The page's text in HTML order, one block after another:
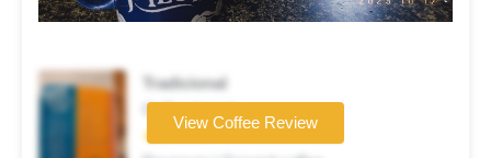
Tradicional
Coffee brand
★★☆☆☆
View Coffee Review